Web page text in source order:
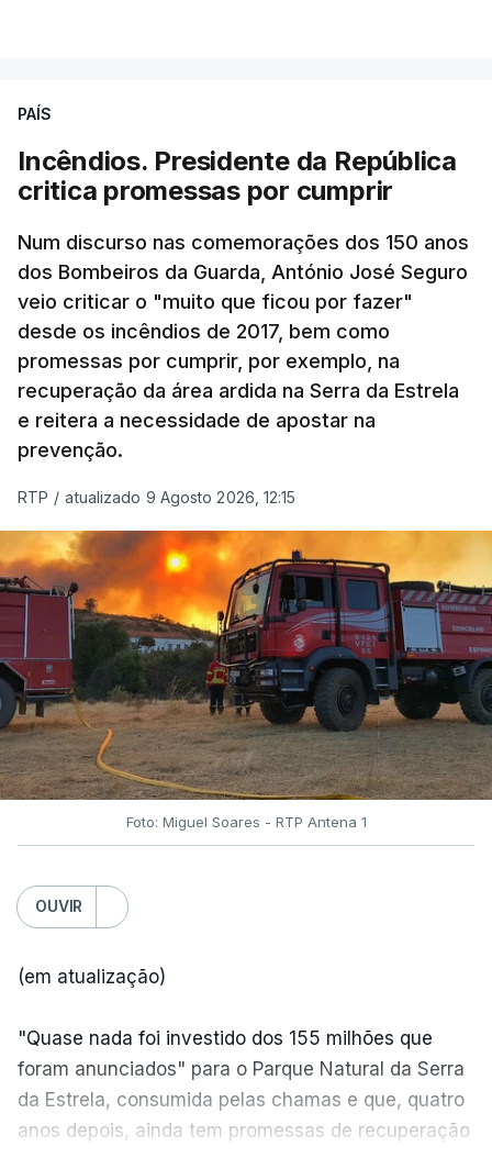
PAÍS
Incêndios. Presidente da República
critica promessas por cumprir
Num discurso nas comemorações dos 150 anos
dos Bombeiros da Guarda, António José Seguro
veio criticar o "muito que ficou por fazer"
desde os incêndios de 2017, bem como
promessas por cumprir, por exemplo, na
recuperação da área ardida na Serra da Estrela
e reitera a necessidade de apostar na
prevenção.
RTP / atualizado 9 Agosto 2026, 12:15
Foto: Miguel Soares - RTP Antena 1
OUVIR
(em atualização)
"Quase nada foi investido dos 155 milhões que
foram anunciados" para o Parque Natural da Serra
da Estrela, consumida pelas chamas e que, quatro
anos depois, ainda tem promessas de recuperação